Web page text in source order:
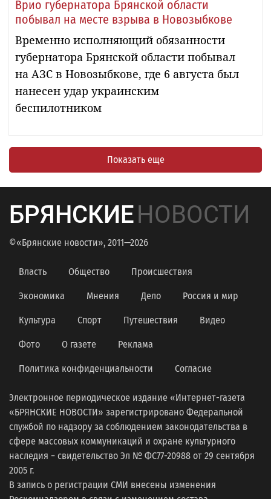
Врио губернатора Брянской области
побывал на месте взрыва в Новозыбкове
Временно исполняющий обязанности
губернатора Брянской области побывал
на АЗС в Новозыбкове, где 6 августа был
нанесен удар украинским
беспилотником
Показать еще
БРЯНСКИЕНОВОСТИ
©«Брянские новости», 2011—2026
Власть Общество Происшествия
Экономика Мнения Дело Россия и мир
Культура Спорт Путешествия Видео
Фото О газете Реклама
Политика конфиденциальности Согласие
Электронное периодическое издание «Интернет-газета
«БРЯНСКИЕ НОВОСТИ» зарегистрировано Федеральной
службой по надзору за соблюдением законодательства в
сфере массовых коммуникаций и охране культурного
наследия − свидетельство Эл № ФС77-20988 от 29 сентября
2005 г.
В запись о регистрации СМИ внесены изменения